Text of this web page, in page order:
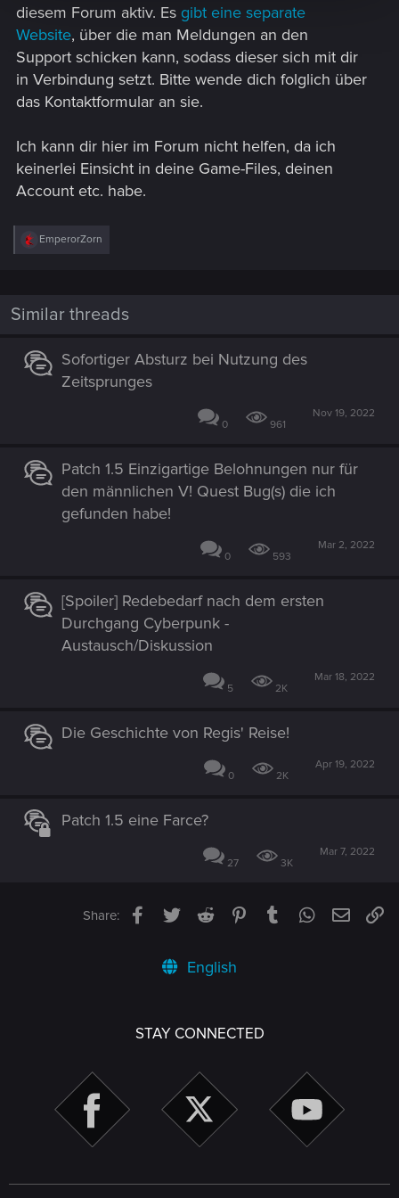
diesem Forum aktiv. Es gibt eine separate
Website, über die man Meldungen an den
Support schicken kann, sodass dieser sich mit dir
in Verbindung setzt. Bitte wende dich folglich über
das Kontaktformular an sie.
Ich kann dir hier im Forum nicht helfen, da ich
keinerlei Einsicht in deine Game-Files, deinen
Account etc. habe.
R
i
o
s
:
EmperorZorn
Similar threads
Sofortiger Absturz bei Nutzung des
Zeitsprunges
0 961
Nov 19, 2022
Patch 1.5 Einzigartige Belohnungen nur für
den männlichen V! Quest Bug(s) die ich
gefunden habe!
0 593
Mar 2, 2022
[Spoiler] Redebedarf nach dem ersten
Durchgang Cyberpunk -
Austausch/Diskussion
5 2K
Mar 18, 2022
Die Geschichte von Regis' Reise!
0 2K
Apr 19, 2022
Patch 1.5 eine Farce?
27 3K
Mar 7, 2022
Share: Facebook
TwitterReddit PinterestTumblrWhatsApp
Email
English
STAY CONNECTED